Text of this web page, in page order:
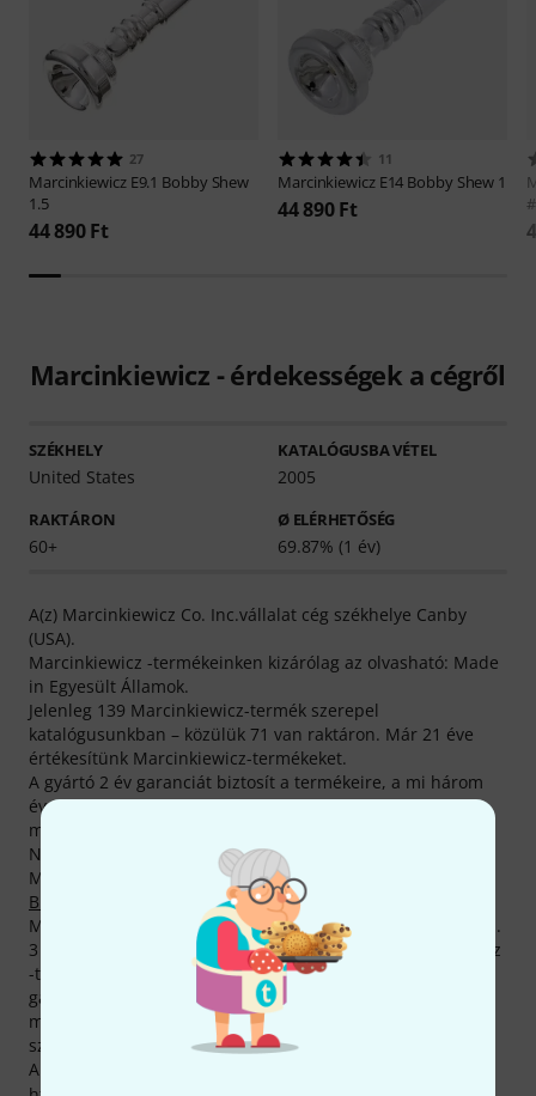
27
Marcinkiewicz E9.1 Bobby Shew
1.5
44 890 Ft
11
Marcinkiewicz E14 Bobby Shew 1
44 890 Ft
Marcinkiewicz - érdekességek a cégről
SZÉKHELY
United States
KATALÓGUSBA VÉTEL
2005
RAKTÁRON
60+
Ø ELÉRHETŐSÉG
69.87% (1 év)
A(z) Marcinkiewicz Co. Inc.vállalat cég székhelye Canby
(USA).
Marcinkiewicz -termékeinken kizárólag az olvasható: Made
in Egyesült Államok.
Jelenleg 139 Marcinkiewicz-termék szerepel
katalógusunkban – közülük 71 van raktáron. Már 21 éve
értékesítünk Marcinkiewicz-termékeket.
A gyártó 2 év garanciát biztosít a termékeire, a mi három
éves garanciáknak megfelelően azonban mi ezt még
megtoldjuk egy évvel.
Népszerű zenészek közt is sokan használnak
Marcinkiewicz-termékeket, köztük Rob Blakeslee,
Braun
, Ryan Braun, Steve Cannon, John Cox, Andy Fuller,
Mic Gillette , Dave Ginsberg, Steve Jankowski és Vince Mai .
3 éves Thomann-garanciánk mellett minden Marcinkiewicz
-termékre biztosítunk egy 30 napos pénzvisszafizetési
garanciát is. Komoly szaktudással rendelkező
munkatársaink ezen felül telephelyünkön további
szolgáltatásokat is készek nyújtani.
A gyártóval kapcsolatban itt találsz bővebb tájékoztatást: